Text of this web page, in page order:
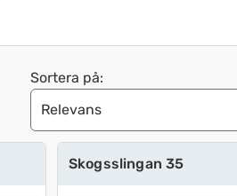
Sortera på:
Skogsslingan 35